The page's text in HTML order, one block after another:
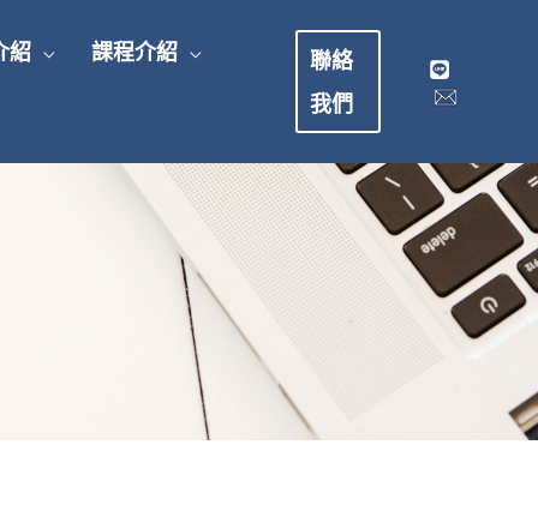
紹 課程介紹
聯絡
我們